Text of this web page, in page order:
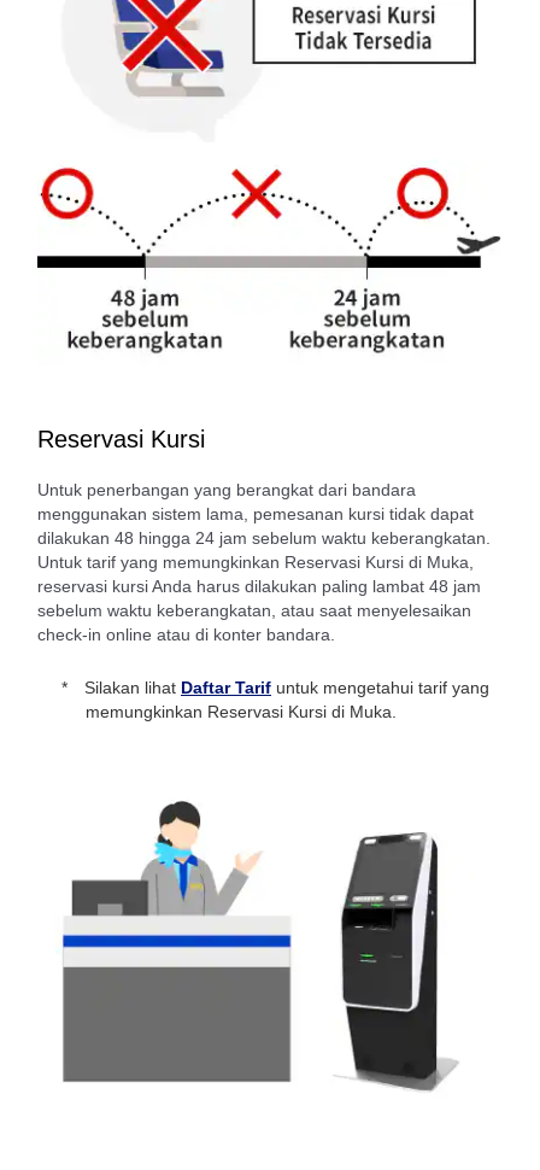
Reservasi Kursi
Untuk penerbangan yang berangkat dari bandara
menggunakan sistem lama, pemesanan kursi tidak dapat
dilakukan 48 hingga 24 jam sebelum waktu keberangkatan.
Untuk tarif yang memungkinkan Reservasi Kursi di Muka,
reservasi kursi Anda harus dilakukan paling lambat 48 jam
sebelum waktu keberangkatan, atau saat menyelesaikan
check-in online atau di konter bandara.
Silakan lihat Daftar Tarif untuk mengetahui tarif yang
memungkinkan Reservasi Kursi di Muka.